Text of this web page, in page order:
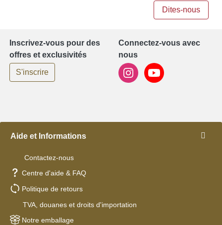
Dites-nous
Inscrivez-vous pour des
offres et exclusivités
S'inscrire
Connectez-vous avec
nous
Aide et Informations
Contactez-nous
Centre d'aide & FAQ
Politique de retours
TVA, douanes et droits d'importation
Notre emballage